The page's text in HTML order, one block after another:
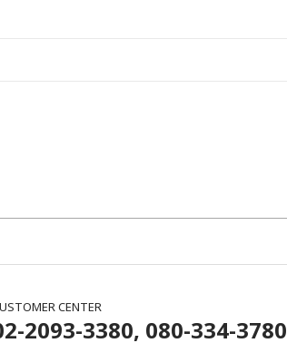
CENTER
2093-3380, 080-334-3780